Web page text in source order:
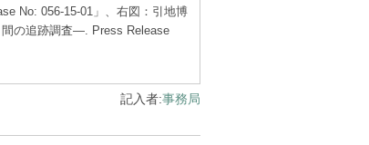
No: 056-15-01」、右図：引地博
の追跡調査―. Press Release
記入者:事務局